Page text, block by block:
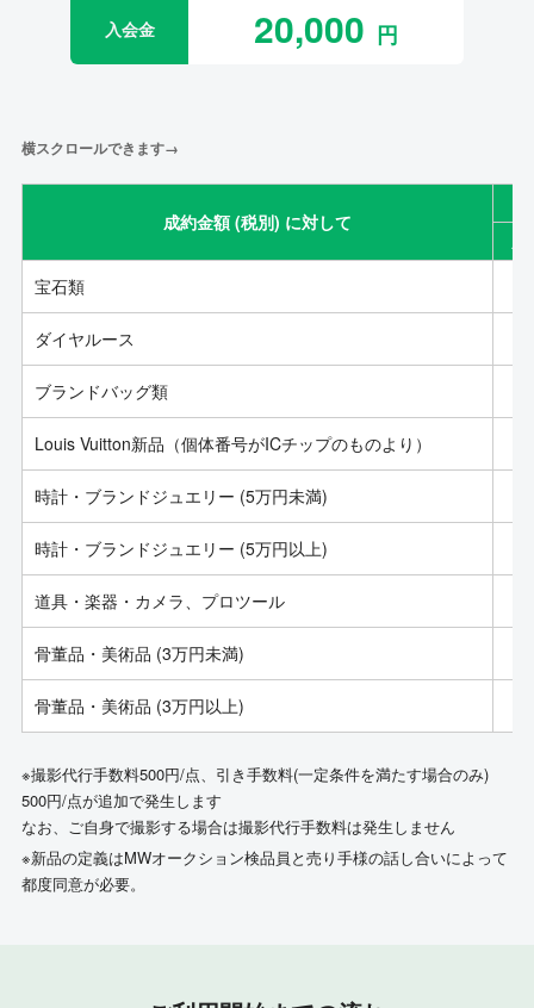
入会金 20,000
横スクロールできます→
成約金額 (税別) に対して
宝石類
ダイヤルース
ブランドバッグ類
Louis Vuitton新品（個体番号がICチップのものより）
時計・ブランドジュエリー (5万円未満)
時計・ブランドジュエリー (5万円以上)
道具・楽器・カメラ、プロツール
骨董品・美術品 (3万円未満)
骨董品・美術品 (3万円以上)
※撮影代行手数料500円/点、引き手数料(一定条件を満たす場合のみ)
500円/点が追加で発生します
なお、ご自身で撮影する場合は撮影代行手数料は発生しません
※新品の定義はMWオークション検品員と売り手様の話し合いによって
都度同意が必要。